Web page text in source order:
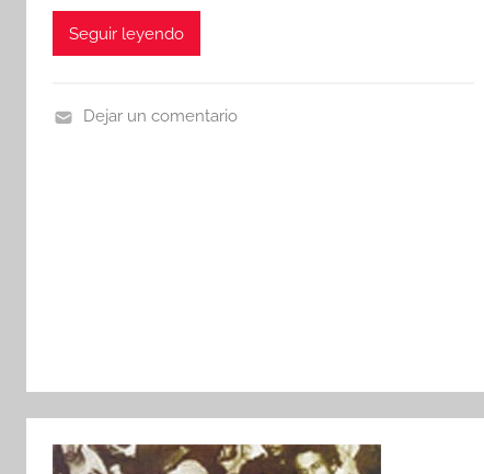
Seguir leyendo
Dejar un comentario